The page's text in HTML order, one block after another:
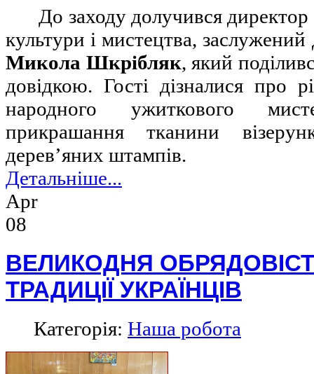
До заходу долучився
культури і мистецтва,
Микола Шкрібляк, який
довідкою. Гості дізналися про
народного ужиткового
прикрашання тканини
дерев’яних штампів.
Детальніше...
Apr
08
ВЕЛИКОДНЯ
ТРАДИЦІЇ УКРАЇНЦІВ
Категорія: Наша робота